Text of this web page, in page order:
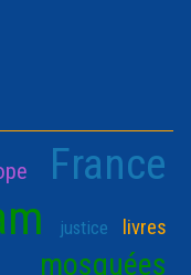
France
justice livres
mosquées